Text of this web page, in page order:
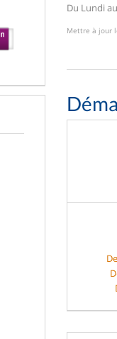
Du Lundi
Mettre à jour